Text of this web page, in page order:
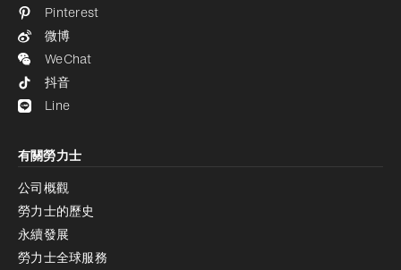
Pinterest
微博
WeChat
抖音
Line
有關勞力士
公司概觀
勞力士的歷史
永續發展
勞力士全球服務